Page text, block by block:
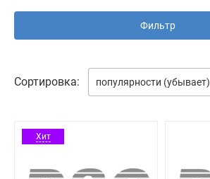
Фильтр
Сортировка: популярности (убывает)
Хит